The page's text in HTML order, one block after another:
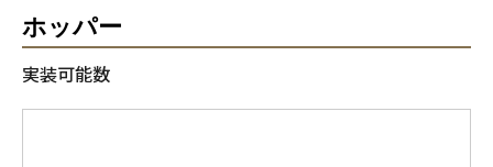
ホッパー
実装可能数